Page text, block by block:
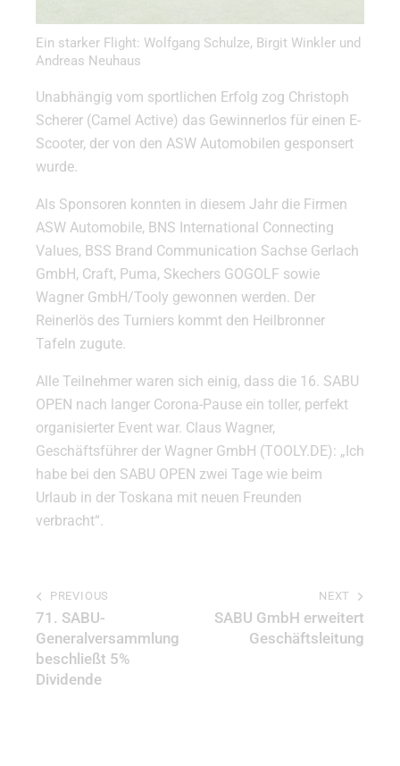
Ein starker Flight: Wolfgang Schulze, Birgit Winkler und
Andreas Neuhaus
Unabhängig vom sportlichen Erfolg zog Christoph
Scherer (Camel Active) das Gewinnerlos für einen E-
Scooter, der von den ASW Automobilen gesponsert
wurde.
Als Sponsoren konnten in diesem Jahr die Firmen
ASW Automobile, BNS International Connecting
Values, BSS Brand Communication Sachse Gerlach
GmbH, Craft, Puma, Skechers GOGOLF sowie
Wagner GmbH/Tooly gewonnen werden. Der
Reinerlös des Turniers kommt den Heilbronner
Tafeln zugute.
Alle Teilnehmer waren sich einig, dass die 16. SABU
OPEN nach langer Corona-Pause ein toller, perfekt
organisierter Event war. Claus Wagner,
Geschäftsführer der Wagner GmbH (TOOLY.DE): „Ich
habe bei den SABU OPEN zwei Tage wie beim
Urlaub in der Toskana mit neuen Freunden
verbracht“.
PREVIOUS
71. SABU-
Generalversammlung
beschließt 5%
Dividende
NEXT
SABU GmbH erweitert
Geschäftsleitung